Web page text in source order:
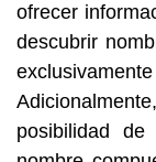
ofrecer
descubrir
posibilidad